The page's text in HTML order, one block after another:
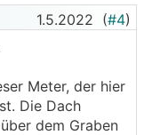
1.5.2022 (#4)
Meter, der hier
Die Dach
dem Graben